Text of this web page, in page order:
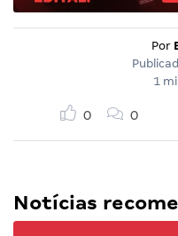
Por
1
0 0
Notícias